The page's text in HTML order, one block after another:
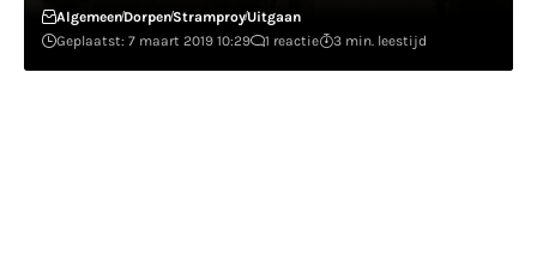
AlgemeenDorpenStramproyUitgaan
Geplaatst: 7 maart 2019 10:29
1 reactie 3 min. leestijd